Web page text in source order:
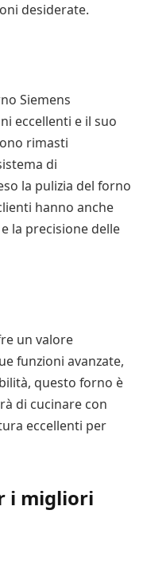
desiderate.
Siemens
eccellenti e il suo
rimasti
di
la pulizia del forno
hanno anche
la precisione delle
un valore
funzioni avanzate,
questo forno è
di cucinare con
eccellenti per
i migliori